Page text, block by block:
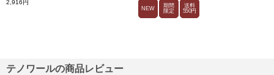
2,916円
NEW
期間
限定
送料
550円
テノワールの商品レビュー